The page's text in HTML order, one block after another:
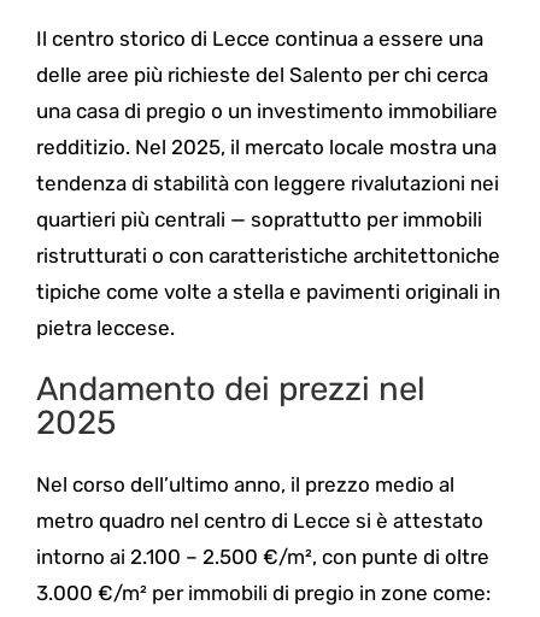
Il centro storico di Lecce continua a essere una
delle aree più richieste del Salento per chi cerca
una casa di pregio o un investimento immobiliare
redditizio. Nel 2025, il mercato locale mostra una
tendenza di stabilità con leggere rivalutazioni nei
quartieri più centrali — soprattutto per immobili
ristrutturati o con caratteristiche architettoniche
tipiche come volte a stella e pavimenti originali in
pietra leccese.
Andamento dei prezzi nel
2025
Nel corso dell’ultimo anno, il prezzo medio al
metro quadro nel centro di Lecce si è attestato
intorno ai 2.100 – 2.500 €/m², con punte di oltre
3.000 €/m² per immobili di pregio in zone come: